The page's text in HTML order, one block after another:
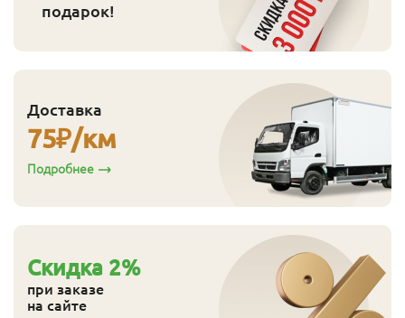
подарок!
Доставка
75₽/км
Подробнее
Cкидка 2%
при заказе
на сайте